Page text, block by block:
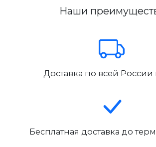
Наши
Доставка по всей
Бесплатная доставка до